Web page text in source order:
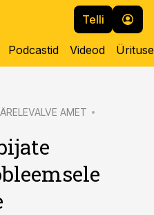
Telli
Podcastid Videod
AMET